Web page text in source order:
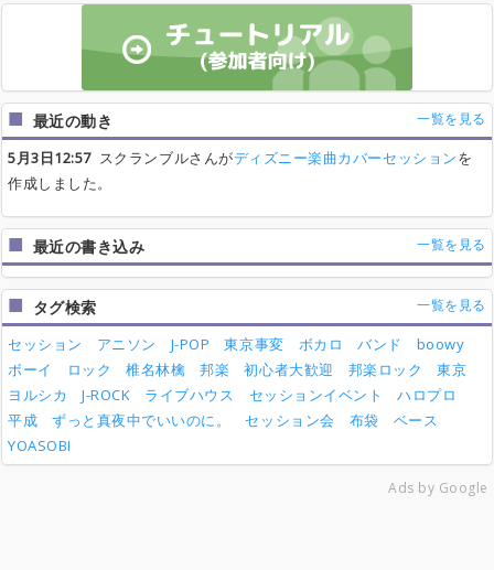
最近の動き 一覧を見る
5月3日12:57スクランブルさんがディズニー楽曲カバーセッションを
作成しました。
最近の書き込み 一覧を見る
タグ検索 一覧を見る
セッション アニソン J-POP 東京事変 ボカロ バンド
boowy
ボーイ
ロック 椎名林檎 邦楽 初心者大歓迎 邦楽ロック
東京
ヨルシカ
J-ROCK ライブハウス セッションイベント
ハロプロ
平成
ずっと真夜中でいいのに。 セッション会 布袋
ベース
YOASOBI
Ads by Google